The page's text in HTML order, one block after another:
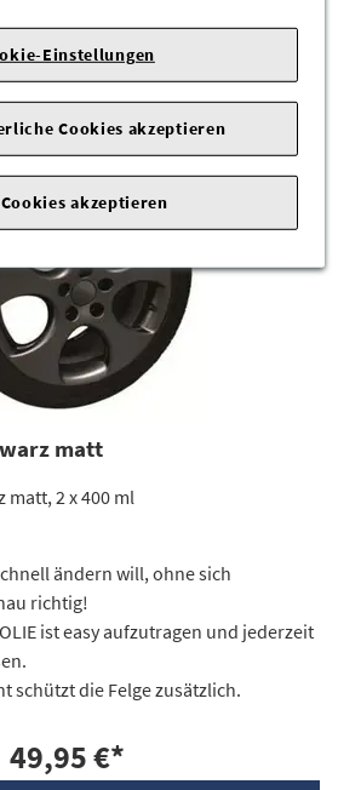
49,95 €*
ZUM PRODUKT
matt
matt, 2 x 400 ml
ändern will, ohne sich
richtig!
ist easy aufzutragen und jederzeit
schützt die Felge zusätzlich.
49,95 €*
Einstellungen
Cookies akzeptieren
akzeptieren